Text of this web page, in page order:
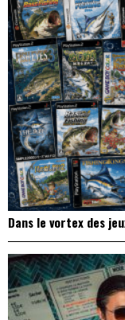
Dans le vortex des